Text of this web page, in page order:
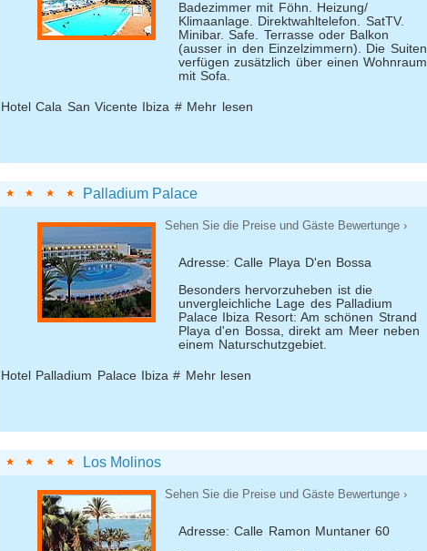
Badezimmer mit Föhn. Heizung/
Klimaanlage. Direktwahltelefon. Sat­TV.
Minibar. Safe. Terrasse oder Balkon
(ausser in den Einzelzimmern). Die Suiten
verfügen zusätzlich über einen Wohnraum
mit Sofa.
Hotel Cala San Vicente Ibiza # Mehr lesen
Palladium Palace
Sehen Sie die Preise und Gäste Bewertunge ›
Adresse: Calle Playa D'en Bossa
Besonders hervorzuheben ist die
unvergleichliche Lage des Palladium
Palace Ibiza Resort: Am schönen Strand
Playa d'en Bossa, direkt am Meer neben
einem Naturschutzgebiet.
Hotel Palladium Palace Ibiza # Mehr lesen
Los Molinos
Sehen Sie die Preise und Gäste Bewertunge ›
Adresse: Calle Ramon Muntaner 60